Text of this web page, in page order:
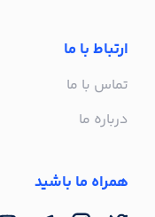
ارتباط با ما
تماس با ما
درباره ما
همراه ما باشید